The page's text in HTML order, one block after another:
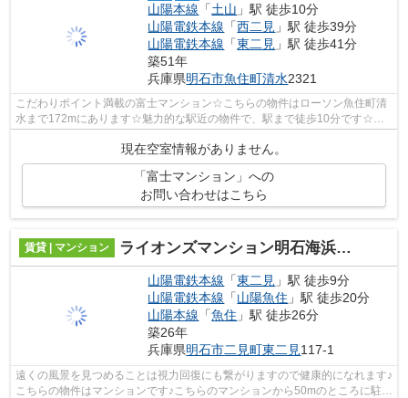
山陽本線 「土山 」駅 徒歩10分
山陽電鉄本線 「西二見 」駅 徒歩39分
山陽電鉄本線 「東二見 」駅 徒歩41分
築51年
兵庫県明石市魚住町清水2321
こだわりポイント満載の富士マンション☆こちらの物件はローソン魚住町清
水まで172mにあります☆魅力的な駅近の物件で、駅まで徒歩10分です☆日
現在空室情報がありません。
「富士マンション」への
お問い合わせはこちら
賃貸 | マンション ライオンズマンション明石海浜公園
山陽電鉄本線 「東二見 」駅 徒歩9分
山陽電鉄本線 「山陽魚住 」駅 徒歩20分
山陽本線 「魚住 」駅 徒歩26分
築26年
兵庫県明石市二見町東二見117-1
遠くの風景を見つめることは視力回復にも繋がりますので健康的になれます♪
こちらの物件はマンションです♪こちらのマンションから50mのところに駐車